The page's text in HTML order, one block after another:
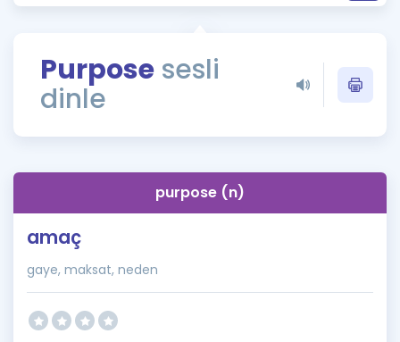
Rehberlik Aracı
ÖSYM Sınav Takvimi
İngilizce Gramer
Purpose sesli
dinle
purpose (n)
amaç
gaye, maksat, neden